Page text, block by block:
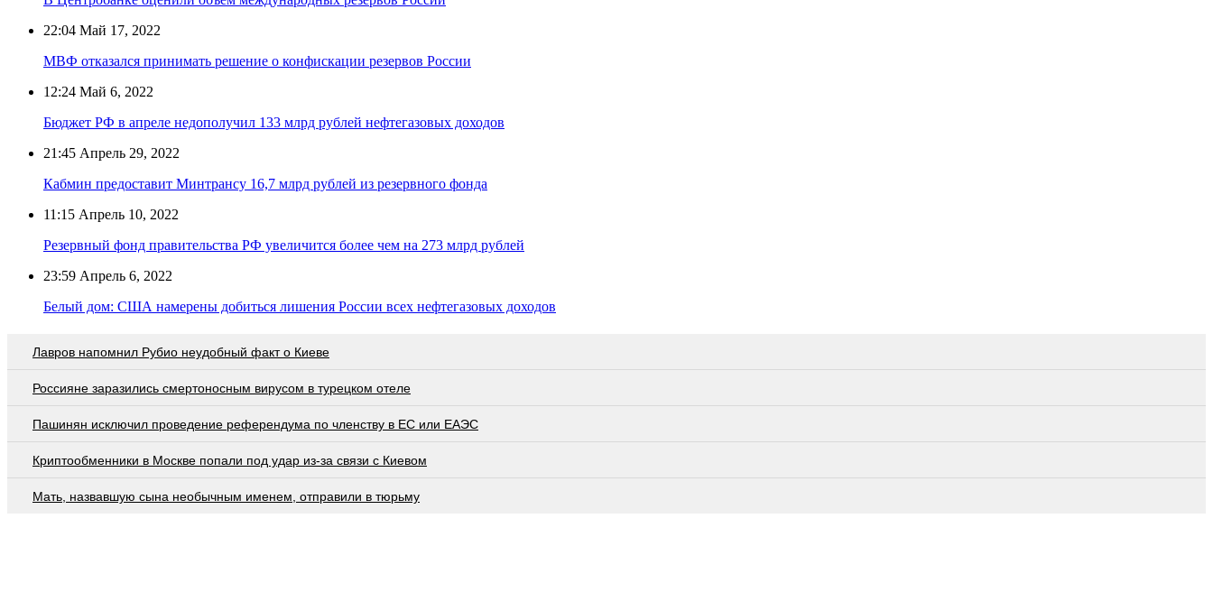
22:04 Май 17, 2022
МВФ отказался принимать решение о конфискации резервов России
12:24 Май 6, 2022
Бюджет РФ в апреле недополучил 133 млрд рублей нефтегазовых доходов
21:45 Апрель 29, 2022
Кабмин предоставит Минтрансу 16,7 млрд рублей из резервного фонда
11:15 Апрель 10, 2022
Резервный фонд правительства РФ увеличится более чем на 273 млрд рублей
23:59 Апрель 6, 2022
Белый дом: США намерены добиться лишения России всех нефтегазовых доходов
Лавров напомнил Рубио неудобный факт о Киеве
Россияне заразились смертоносным вирусом в турецком отеле
Пашинян исключил проведение референдума по членству в ЕС или ЕАЭС
Криптообменники в Москве попали под удар из-за связи с Киевом
Мать, назвавшую сына необычным именем, отправили в тюрьму